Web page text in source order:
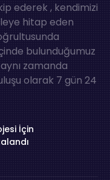
ederek , kendimizi
hitap eden
bulunduğumuz
zamanda
olarak 7 gün 24
İçin